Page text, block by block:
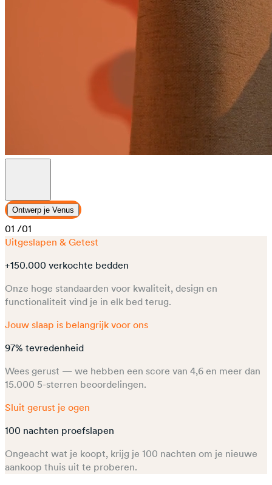
Ontwerp je Venus
01 /01
Uitgeslapen & Getest
+150.000 verkochte bedden
Onze hoge standaarden voor kwaliteit, design en
functionaliteit vind je in elk bed terug.
Jouw slaap is belangrijk voor ons
97% tevredenheid
Wees gerust — we hebben een score van 4,6 en meer dan
15.000 5-sterren beoordelingen.​
Sluit gerust je ogen
100 nachten proefslapen
Ongeacht wat je koopt, krijg je 100 nachten om je nieuwe
aankoop thuis uit te proberen.​